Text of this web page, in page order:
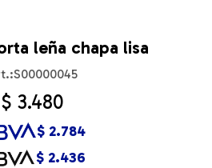
leña chapa lisa
S00000045
$ 3.480
$ 2.436
$ 2.784